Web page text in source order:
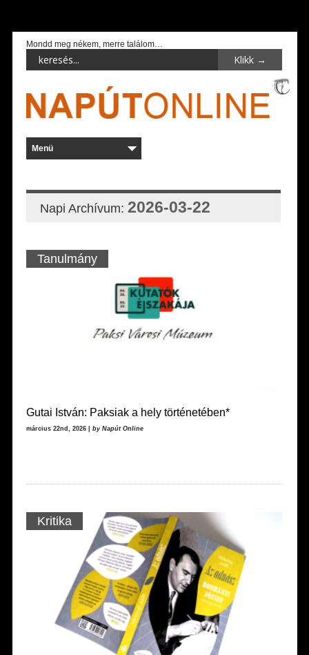
Mondd meg nékem, merre találom…
Napi Archívum: 2026-03-22
Tanulmány
Gutai István: Paksiak a hely történetében*
március 22nd, 2026 | by Napút Online
Kritika